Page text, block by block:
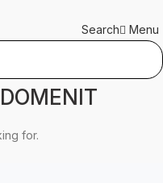
Search Menu
for.